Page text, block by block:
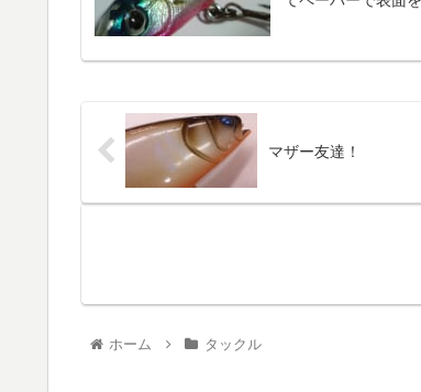
マザー友達！
ホーム タックル